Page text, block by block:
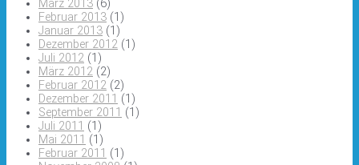
März 2013 (6)
Februar 2013 (1)
Januar 2013 (1)
Dezember 2012 (1)
Juli 2012 (1)
März 2012 (2)
Februar 2012 (2)
Dezember 2011 (1)
September 2011 (1)
Juli 2011 (1)
Mai 2011 (1)
Februar 2011 (1)